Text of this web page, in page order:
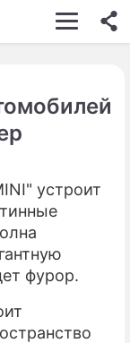
БИЗНЕС
ЖИЗНИ
устроит
фурор.